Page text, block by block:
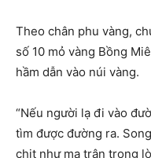
Theo chân phu vàng,
số 10 mỏ vàng Bồng
hầm dẫn vào núi vàng.
“Nếu người lạ đi vào
tìm được đường ra.
chịt như ma trận trong